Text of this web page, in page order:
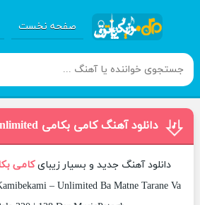
صفحه نخست
دانلود آهنگ کامی بکامی Unlimited
دانلود آهنگ جدید و بسیار زیبایکامی
– Unlimited Ba Matne Tarane Va